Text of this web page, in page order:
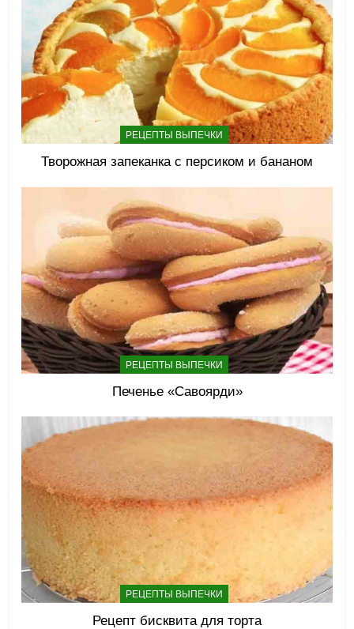
РЕЦЕПТЫ ВЫПЕЧКИ
Творожная запеканка с персиком и бананом
РЕЦЕПТЫ ВЫПЕЧКИ
Печенье «Савоярди»
РЕЦЕПТЫ ВЫПЕЧКИ
Рецепт бисквита для торта